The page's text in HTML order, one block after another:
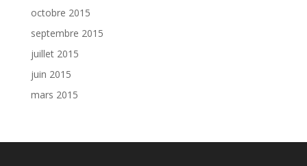
octobre 2015
septembre 2015
juillet 2015
juin 2015
mars 2015